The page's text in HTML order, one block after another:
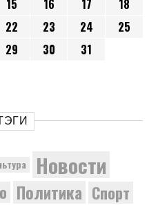
15 16 17
18
22 23 24
25
29 30
31
Новости
Политика Спорт